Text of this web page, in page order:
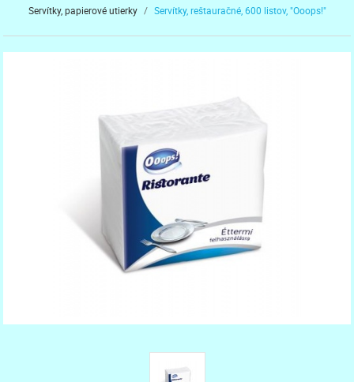
Servítky, papierové utierky / Servítky, reštauračné, 600 listov, "Ooops!"